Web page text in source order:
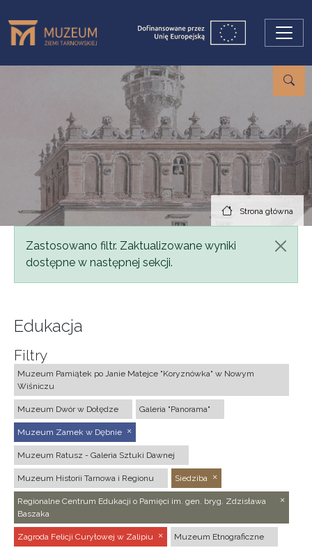
Strona główna
Komunikat
Zastosowano filtr. Zaktualizowane wyniki
dostępne w następnej sekcji.
Edukacja
Filtry
Muzeum Pamiątek po Janie Matejce "Koryznówka" w Nowym
Wiśniczu
Muzeum Dwór w Dołędze Galeria "Panorama"
Muzeum Zamek w Dębnie
Muzeum Ratusz - Galeria Sztuki Dawnej
Muzeum Historii Tarnowa i Regionu Siedziba
Regionalne Centrum Edukacji o Pamięci im. gen. bryg. Zdzisława
Baszaka
Zagroda Felicji Curyłowej w Zalipiu Muzeum Etnograficzne